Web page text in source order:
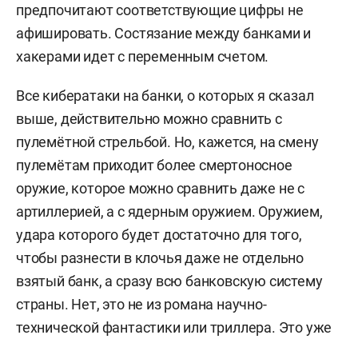
предпочитают соответствующие цифры не
афишировать. Состязание между банками и
хакерами идет с переменным счетом.
Все кибератаки на банки, о которых я сказал
выше, действительно можно сравнить с
пулемётной стрельбой. Но, кажется, на смену
пулемётам приходит более смертоносное
оружие, которое можно сравнить даже не с
артиллерией, а с ядерным оружием. Оружием,
удара которого будет достаточно для того,
чтобы разнести в клочья даже не отдельно
взятый банк, а сразу всю банковскую систему
страны. Нет, это не из романа научно-
технической фантастики или триллера. Это уже